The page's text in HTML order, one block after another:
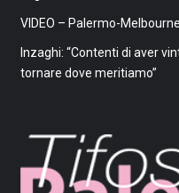
VIDEO – Palermo-
Inzaghi: “Contenti di aver
tornare dove meritiamo”